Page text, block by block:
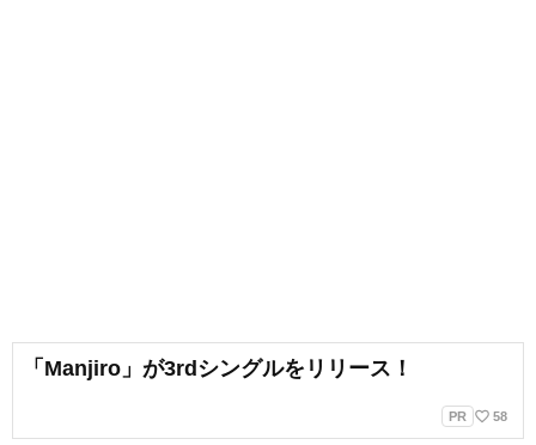
「Manjiro」が3rdシングルをリリース！
PR favorite_border 58